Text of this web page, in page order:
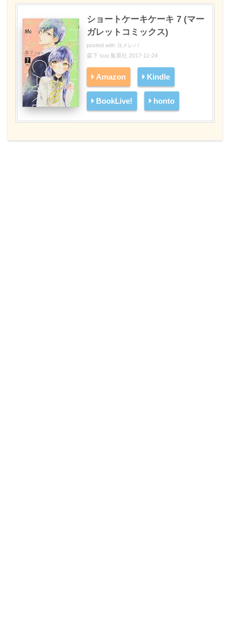
ショートケーキケーキ 7 (マー
ガレットコミックス)
posted with ヨメレバ
森下 suu 集英社 2017-11-24
Amazon Kindle
BookLive! honto